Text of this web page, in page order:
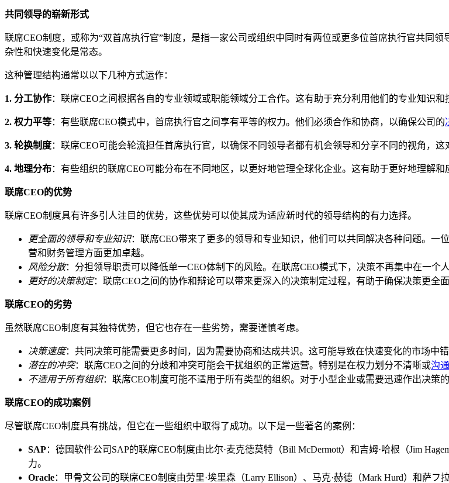
共同领导的崭新形式
联席CEO制度，或称为“双首席执行官”制度，是指一家公司或组织中同时有两位或更多位首席执行官共同
杂性和快速变化是常态。
这种管理结构通常以以下几种方式运作：
1. 分工协作：联席CEO之间根据各自的专业领域或职能领域分工合作。这有助于充分利用他们的专业知识和
2. 权力平等：有些联席CEO模式中，首席执行官之间享有平等的权力。他们必须合作和协商，以确保公司的
3. 轮换制度：联席CEO可能会轮流担任首席执行官，以确保不同领导者都有机会领导和分享不同的视角，这
4. 地理分布：有些组织的联席CEO可能分布在不同地区，以更好地管理全球化企业。这有助于更好地理解和
联席CEO的优势
联席CEO制度具有许多引人注目的优势，这些优势可以使其成为适应新时代的领导结构的有力选择。
更全面的领导和专业知识：联席CEO带来了更多的领导和专业知识，他们可以共同解决各种问题。一
营和财务管理方面更加卓越。
风险分散：分担领导职责可以降低单一CEO体制下的风险。在联席CEO模式下，决策不再集中在一个
更好的决策制定：联席CEO之间的协作和辩论可以带来更深入的决策制定过程，有助于确保决策更全
联席CEO的劣势
虽然联席CEO制度有其独特优势，但它也存在一些劣势，需要谨慎考虑。
决策速度：共同决策可能需要更多时间，因为需要协商和达成共识。这可能导致在快速变化的市场中
潜在的冲突：联席CEO之间的分歧和冲突可能会干扰组织的正常运营。特别是在权力划分不清晰或沟通
不适用于所有组织：联席CEO制度可能不适用于所有类型的组织。对于小型企业或需要迅速作出决策
联席CEO的成功案例
尽管联席CEO制度具有挑战，但它在一些组织中取得了成功。以下是一些著名的案例：
SAP：德国软件公司SAP的联席CEO制度由比尔·麦克德莫特（Bill McDermott）和吉姆·哈根（Jim
力。
Oracle：甲骨文公司的联席CEO制度由劳里·埃里森（Larry Ellison）、马克·赫德（Mark Hurd）和萨